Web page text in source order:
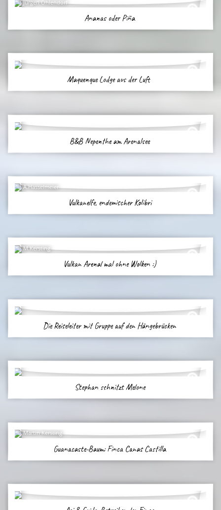
Jürgen Ohlendorf
Ananas oder Piña
Maquenque Lodge aus der Luft
B&B Nepenthe am Arenalsee
A.Hasselmeier
Vulkanelfe, endemischer Kolibri
M.Kersting
Vulkan Arenal mal ohne Wolken :)
Die Reiseleiter mit Gruppe auf den Hängebrücken
Stephan schnitzt Melone
Martin Kersting
Guanacaste-Baum: Finca Canas Castilla